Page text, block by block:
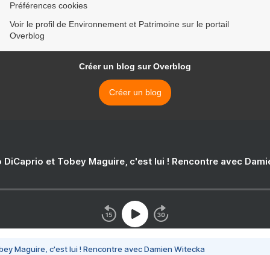
Préférences cookies
Voir le profil de Environnement et Patrimoine sur le portail
Overblog
Créer un blog sur Overblog
Créer un blog
DiCaprio et Tobey Maguire, c'est lui ! Rencontre avec
Maguire, c'est lui ! Rencontre avec Damien Witecka